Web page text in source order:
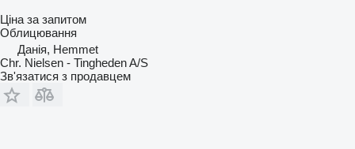
Ціна за запитом
Облицювання
Данія, Hemmet
Chr. Nielsen - Tingheden A/S
Зв'язатися з продавцем